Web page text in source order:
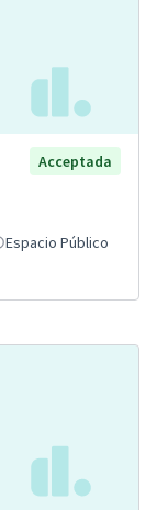
Acceptada
Espacio Público